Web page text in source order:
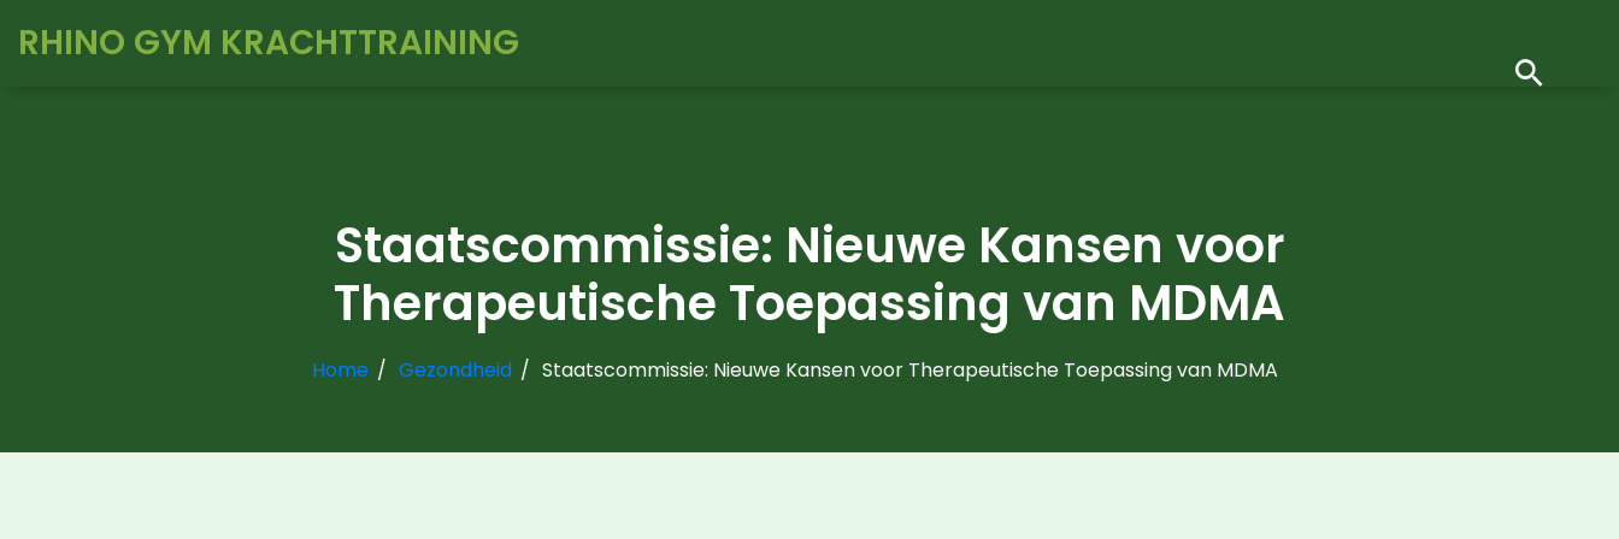
RHINO GYM KRACHTTRAINING
Staatscommissie: Nieuwe Kansen voor
Therapeutische Toepassing van MDMA
Home Gezondheid Staatscommissie: Nieuwe Kansen voor Therapeutische Toepassing van MDMA